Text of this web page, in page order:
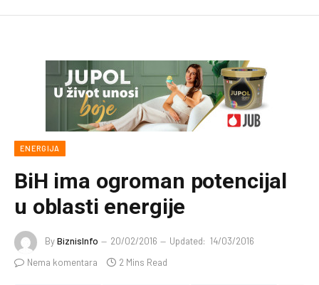
ENERGIJA
BiH ima ogroman potencijal
u oblasti energije
ByBiznisInfo 20/02/2016 Updated: 14/03/2016
Nema komentara
2 Mins Read